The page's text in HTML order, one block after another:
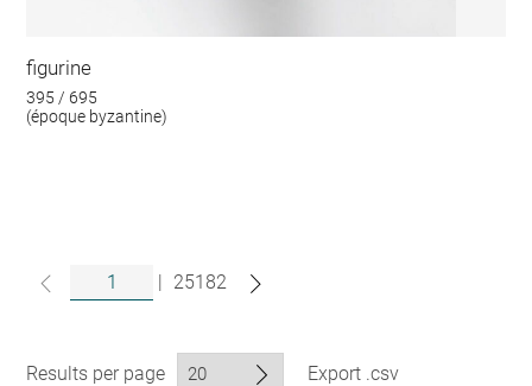
figurine
395 / 695
(époque byzantine)
| 25182
Results per page Export .csv